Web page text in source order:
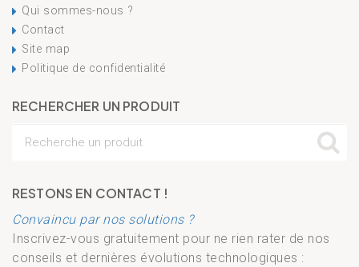
Qui sommes-nous ?
Contact
Site map
Politique de confidentialité
RECHERCHER UN PRODUIT
RESTONS EN CONTACT !
Convaincu par nos solutions ?
Inscrivez-vous gratuitement pour ne rien rater de nos
conseils et dernières évolutions technologiques :